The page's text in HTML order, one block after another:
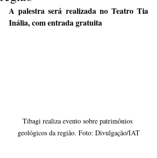
A palestra será realizada no Teatro Tia
Inália, com entrada gratuita
Tibagi realiza evento sobre patrimônios
geológicos da região. Foto: Divulgação/IAT